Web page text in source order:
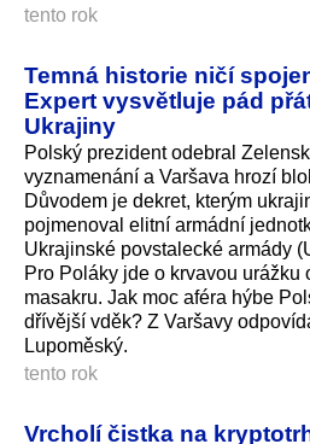
tento rok
Temná historie ničí
Expert vysvětluje pád
Ukrajiny
Polský prezident odebral
vyznamenání a Varšava hrozí
Důvodem je dekret, kterým
pojmenoval elitní armádní
Ukrajinské povstalecké armády
Pro Poláky jde o krvavou urážku
masakru. Jak moc aféra hýbe
dřívější vděk? Z Varšavy
Lupoměský.
tento rok
Vrcholí čistka na